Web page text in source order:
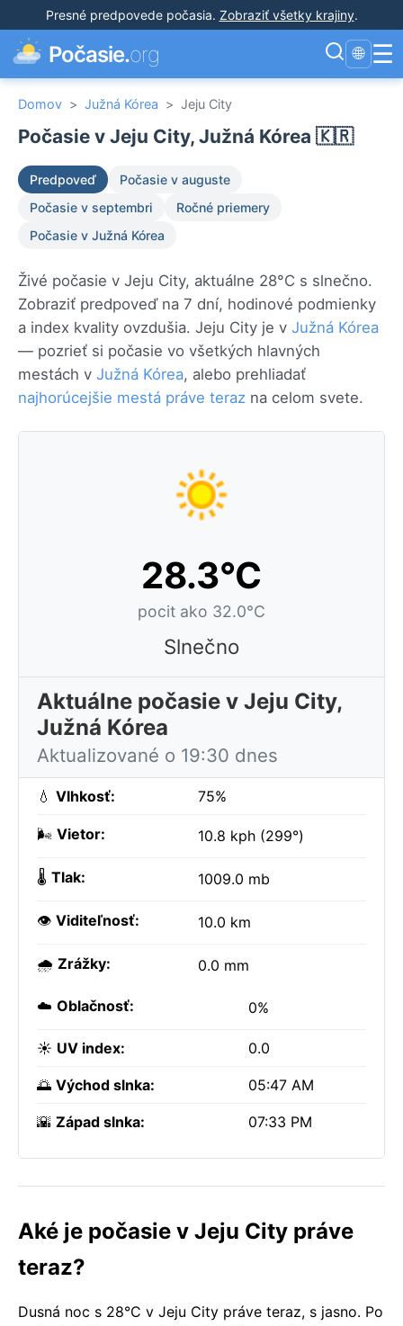
Presné predpovede počasia. Zobraziť všetky krajiny.
Počasie.org 🌐 ☰
Domov > Južná Kórea > Jeju City
Počasie v Jeju City, Južná Kórea 🇰🇷
Predpoveď
Počasie v auguste
Počasie v septembri
Ročné priemery
Počasie v Južná Kórea
Živé počasie v Jeju City, aktuálne 28°C s slnečno.
Zobraziť predpoveď na 7 dní, hodinové podmienky
a index kvality ovzdušia. Jeju City je v Južná Kórea
— pozrieť si počasie vo všetkých hlavných
mestách v Južná Kórea, alebo prehliadať
najhorúcejšie mestá práve teraz na celom svete.
28.3°C
pocit ako 32.0°C
Slnečno
Aktuálne počasie v Jeju City,
Južná Kórea
Aktualizované o 19:30 dnes
💧 Vlhkosť: 75%
🌬️ Vietor: 10.8 kph (299°)
🌡️ Tlak: 1009.0 mb
👁️ Viditeľnosť: 10.0 km
🌧️ Zrážky: 0.0 mm
☁️ Oblačnosť: 0%
☀️ UV index: 0.0
🌅 Východ slnka: 05:47 AM
🌇 Západ slnka: 07:33 PM
Aké je počasie v Jeju City práve
teraz?
Dusná noc s 28°C v Jeju City práve teraz, s jasno. Po